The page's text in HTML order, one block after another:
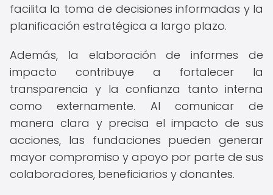
facilita la toma de decisiones informadas y la
planificación estratégica a largo plazo.
Además, la elaboración de informes de
impacto contribuye a fortalecer la
transparencia y la confianza tanto interna
como externamente. Al comunicar de
manera clara y precisa el impacto de sus
acciones, las fundaciones pueden generar
mayor compromiso y apoyo por parte de sus
colaboradores, beneficiarios y donantes.